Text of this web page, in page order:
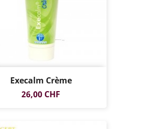
Execalm Crème
Prix
26,00 CHF